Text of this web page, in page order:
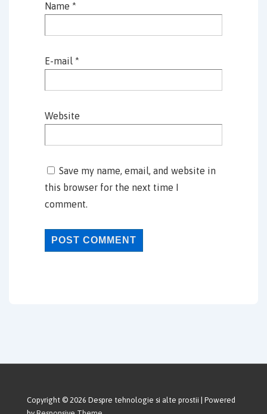
Name *
E-mail *
Website
Save my name, email, and website in
this browser for the next time I
comment.
Copyright © 2026 Despre tehnologie si alte prostii
| Powered